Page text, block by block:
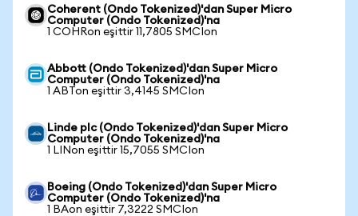
Coherent (Ondo Tokenized)'dan Super Micro
Computer (Ondo Tokenized)'na
1 COHRon eşittir 11,7805 SMCIon
Abbott (Ondo Tokenized)'dan Super Micro
Computer (Ondo Tokenized)'na
1 ABTon eşittir 3,4145 SMCIon
Linde plc (Ondo Tokenized)'dan Super Micro
Computer (Ondo Tokenized)'na
1 LINon eşittir 15,7055 SMCIon
Boeing (Ondo Tokenized)'dan Super Micro
Computer (Ondo Tokenized)'na
1 BAon eşittir 7,3222 SMCIon